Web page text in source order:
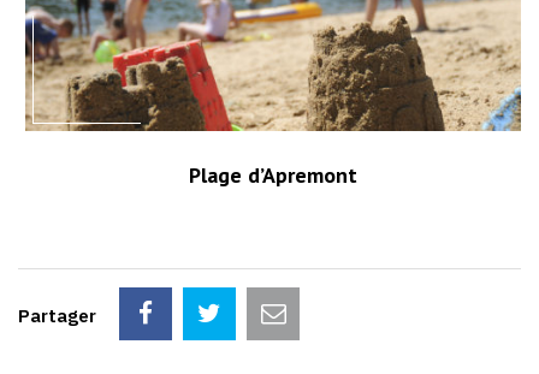
Plage d’Apremont
Partager